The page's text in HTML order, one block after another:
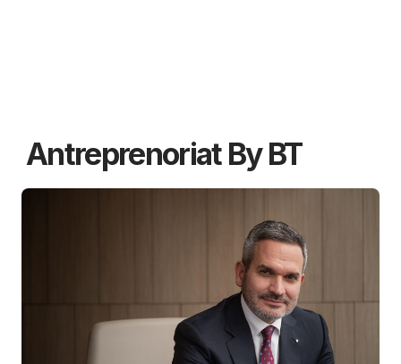
Antreprenoriat By BT